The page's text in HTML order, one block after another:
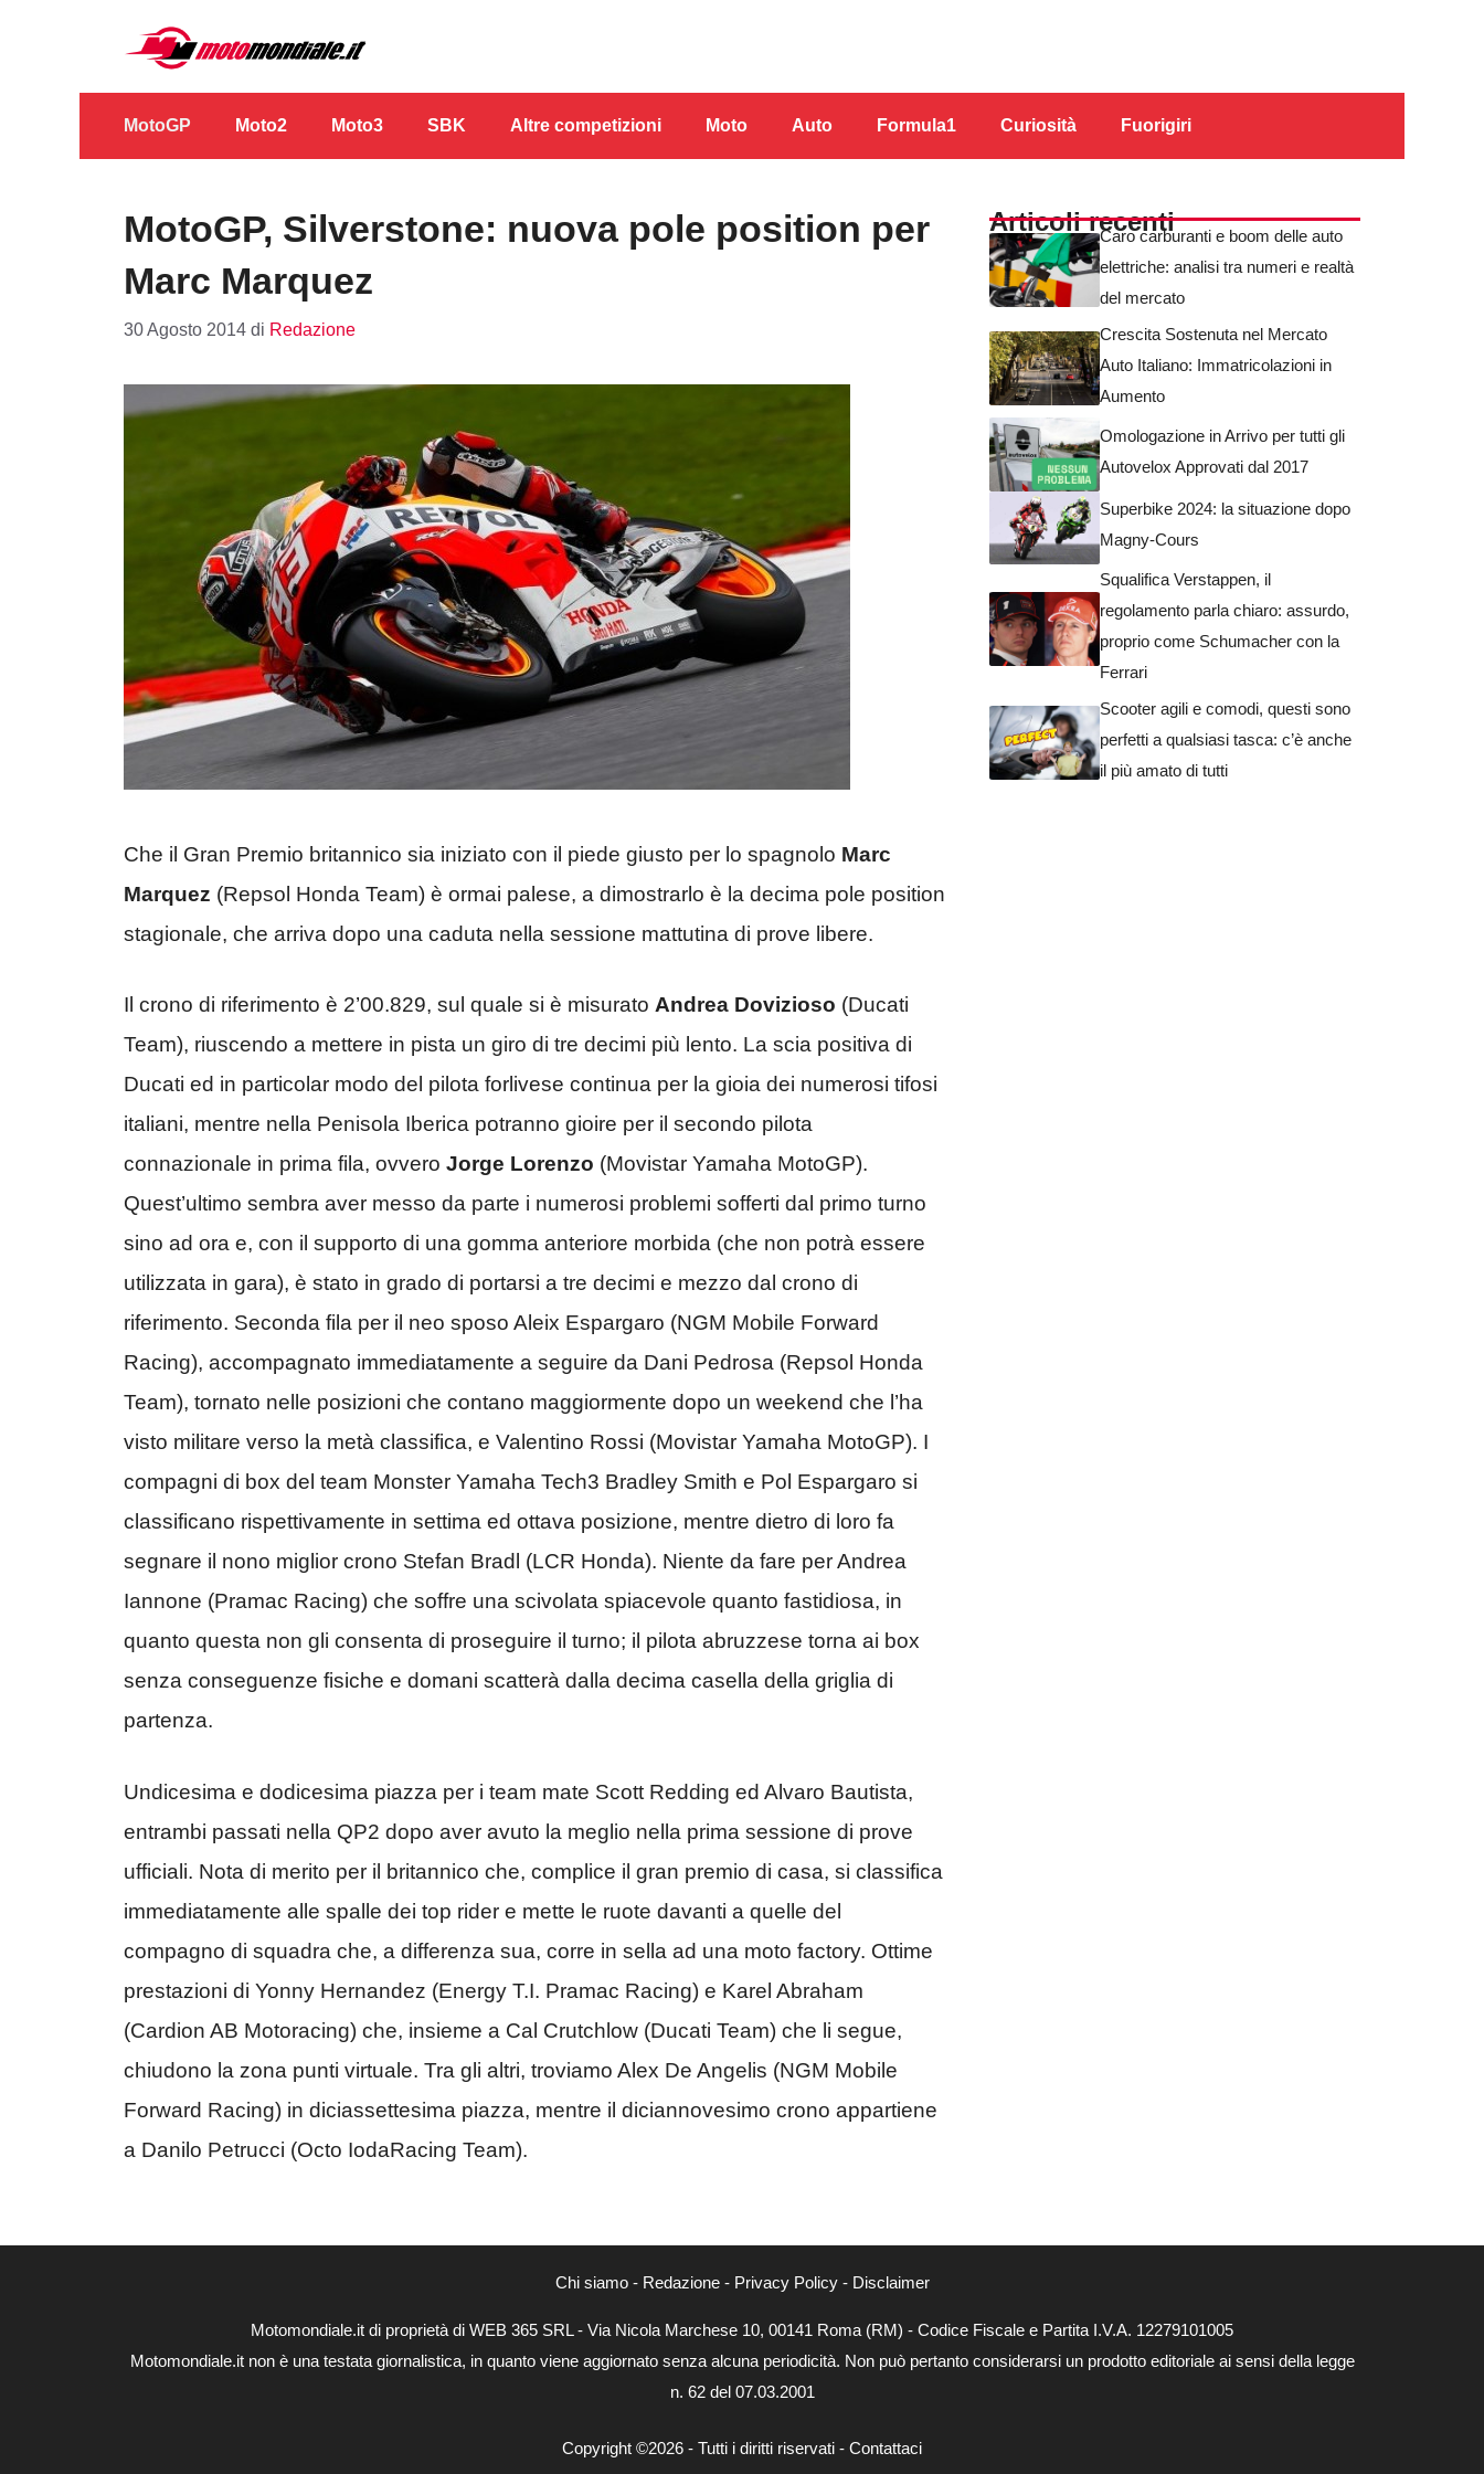
contenuto
MotoGP Moto2 Moto3 SBK Altre competizioni Moto Auto Formula1 Curiosità Fuorigiri
MotoGP, Silverstone: nuova pole position per
Marc Marquez
30 Agosto 2014 di Redazione
Che il Gran Premio britannico sia iniziato con il piede giusto per lo spagnolo Marc
Marquez (Repsol Honda Team) è ormai palese, a dimostrarlo è la decima pole position
stagionale, che arriva dopo una caduta nella sessione mattutina di prove libere.
Il crono di riferimento è 2’00.829, sul quale si è misurato Andrea Dovizioso (Ducati
Team), riuscendo a mettere in pista un giro di tre decimi più lento. La scia positiva di
Ducati ed in particolar modo del pilota forlivese continua per la gioia dei numerosi tifosi
italiani, mentre nella Penisola Iberica potranno gioire per il secondo pilota
connazionale in prima fila, ovvero Jorge Lorenzo (Movistar Yamaha MotoGP).
Quest’ultimo sembra aver messo da parte i numerosi problemi sofferti dal primo turno
sino ad ora e, con il supporto di una gomma anteriore morbida (che non potrà essere
utilizzata in gara), è stato in grado di portarsi a tre decimi e mezzo dal crono di
riferimento. Seconda fila per il neo sposo Aleix Espargaro (NGM Mobile Forward
Racing), accompagnato immediatamente a seguire da Dani Pedrosa (Repsol Honda
Team), tornato nelle posizioni che contano maggiormente dopo un weekend che l’ha
visto militare verso la metà classifica, e Valentino Rossi (Movistar Yamaha MotoGP). I
compagni di box del team Monster Yamaha Tech3 Bradley Smith e Pol Espargaro si
classificano rispettivamente in settima ed ottava posizione, mentre dietro di loro fa
segnare il nono miglior crono Stefan Bradl (LCR Honda). Niente da fare per Andrea
Iannone (Pramac Racing) che soffre una scivolata spiacevole quanto fastidiosa, in
quanto questa non gli consenta di proseguire il turno; il pilota abruzzese torna ai box
senza conseguenze fisiche e domani scatterà dalla decima casella della griglia di
partenza.
Undicesima e dodicesima piazza per i team mate Scott Redding ed Alvaro Bautista,
entrambi passati nella QP2 dopo aver avuto la meglio nella prima sessione di prove
ufficiali. Nota di merito per il britannico che, complice il gran premio di casa, si classifica
immediatamente alle spalle dei top rider e mette le ruote davanti a quelle del
compagno di squadra che, a differenza sua, corre in sella ad una moto factory. Ottime
prestazioni di Yonny Hernandez (Energy T.I. Pramac Racing) e Karel Abraham
(Cardion AB Motoracing) che, insieme a Cal Crutchlow (Ducati Team) che li segue,
chiudono la zona punti virtuale. Tra gli altri, troviamo Alex De Angelis (NGM Mobile
Forward Racing) in diciassettesima piazza, mentre il diciannovesimo crono appartiene
a Danilo Petrucci (Octo IodaRacing Team).
Articoli recentiCaro carburanti e boom delle auto
elettriche: analisi tra numeri e realtà
del mercato
Crescita Sostenuta nel Mercato
Auto Italiano: Immatricolazioni in
Aumento
Omologazione in Arrivo per tutti gli
Autovelox Approvati dal 2017
Superbike 2024: la situazione dopo
Magny-Cours
Squalifica Verstappen, il
regolamento parla chiaro: assurdo,
proprio come Schumacher con la
Ferrari
Scooter agili e comodi, questi sono
perfetti a qualsiasi tasca: c’è anche
il più amato di tutti
Chi siamo- Redazione- Privacy Policy- Disclaimer
Motomondiale.it di proprietà di WEB 365 SRL - Via Nicola Marchese 10, 00141 Roma (RM) - Codice Fiscale e Partita I.V.A. 12279101005
Motomondiale.it non è una testata giornalistica, in quanto viene aggiornato senza alcuna periodicità. Non può pertanto considerarsi un prodotto editoriale ai sensi della legge
n. 62 del 07.03.2001
Copyright ©2026 - Tutti i diritti riservati - Contattaci